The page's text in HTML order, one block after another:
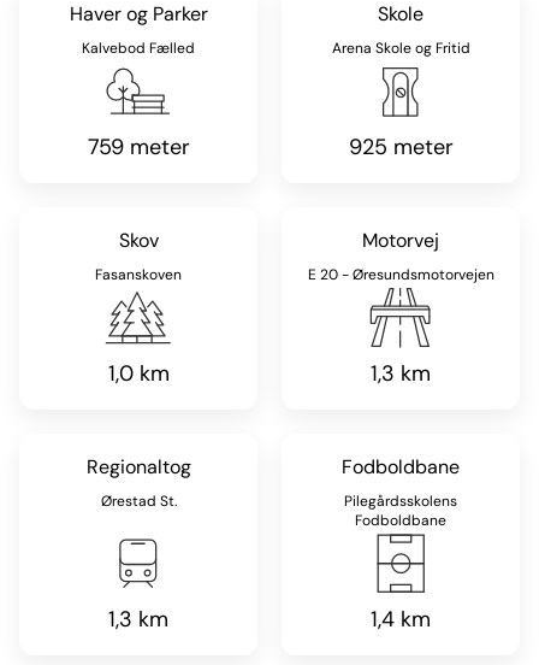
Haver og Parker
Kalvebod Fælled
759 meter
Skole
Arena Skole og Fritid
925 meter
Skov
Fasanskoven
1,0 km
Motorvej
E 20 - Øresundsmotorvejen
1,3 km
Regionaltog
Ørestad St.
1,3 km
Fodboldbane
Pilegårdsskolens
Fodboldbane
1,4 km